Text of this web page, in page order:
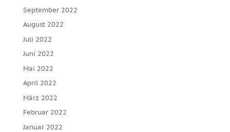
September 2022
August 2022
Juli 2022
Juni 2022
Mai 2022
April 2022
März 2022
Februar 2022
Januar 2022